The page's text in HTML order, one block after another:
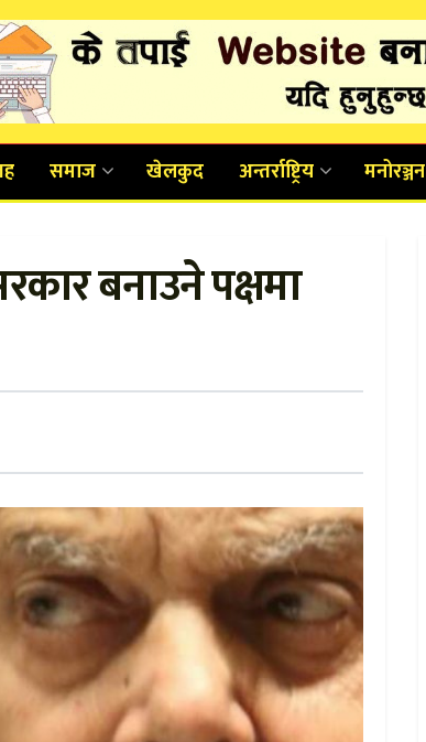
समाज खेलकुद अन्तर्राष्ट्रिय मनोरञ्जन
बनाउने पक्षमा